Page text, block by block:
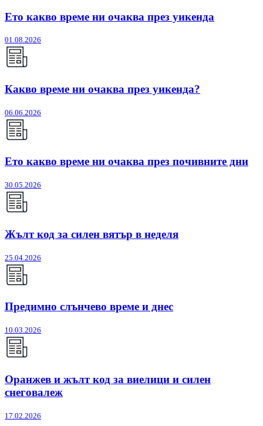
Ето какво време ни очаква през уикенда
01.08.2026
Какво време ни очаква през уикенда?
06.06.2026
Ето какво време ни очаква през почивните дни
30.05.2026
Жълт код за силен вятър в неделя
25.04.2026
Предимно слънчево време и днес
10.03.2026
Оранжев и жълт код за виелици и силен
снеговалеж
17.02.2026